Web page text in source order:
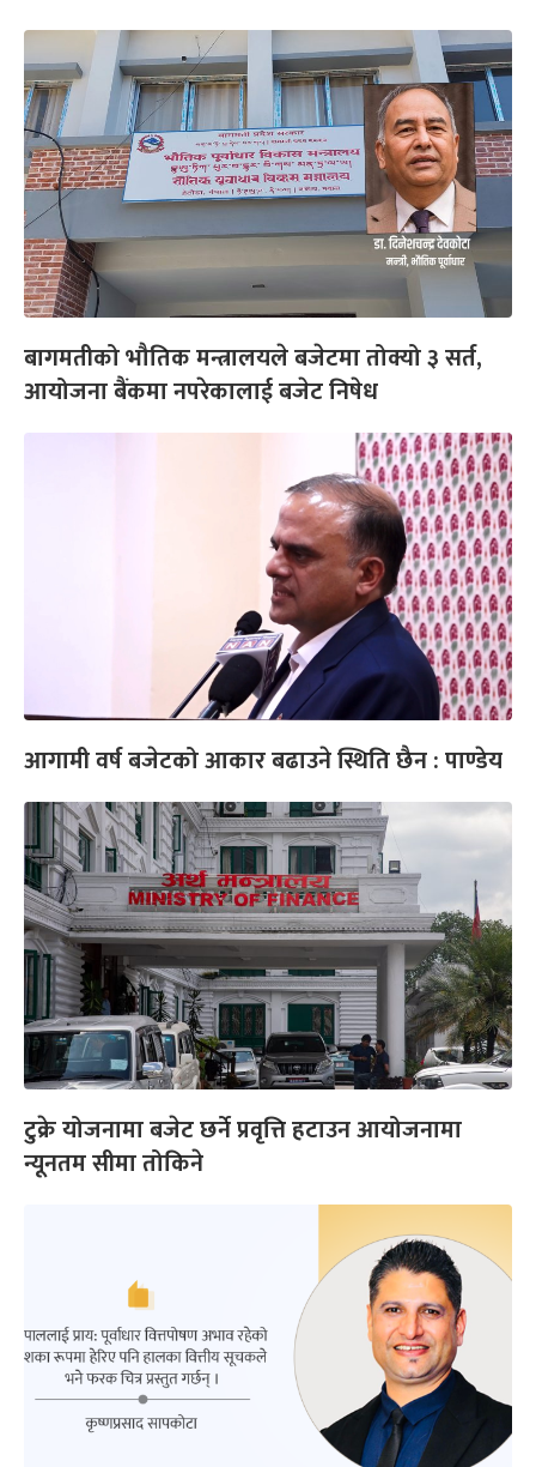
बागमतीको भौतिक मन्त्रालयले बजेटमा तोक्यो ३ सर्त,
आयोजना बैंकमा नपरेकालाई बजेट निषेध
आगामी वर्ष बजेटको आकार बढाउने स्थिति छैन : पाण्डेय
टुक्रे योजनामा बजेट छर्ने प्रवृत्ति हटाउन आयोजनामा
न्यूनतम सीमा तोकिने